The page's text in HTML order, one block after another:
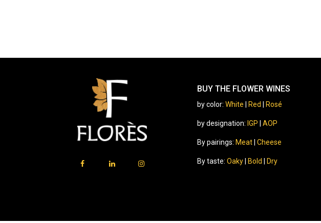
BUY THE FLOWER WINES
by color: White Red Rosé
by designation: IGP AOP
By pairings: Meat| Cheese
By taste: Oaky Bold Dry